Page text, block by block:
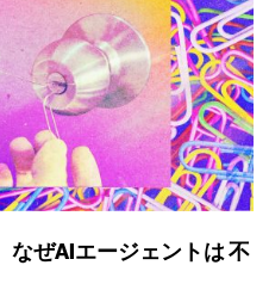
なぜAIエージェントは不